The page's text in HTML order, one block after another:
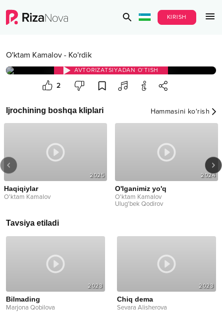
KIRISH
O'ktam Kamalov - Ko'rdik
AVTORIZATSIYADAN O‘TISH
2
Ijrochining boshqa kliplari Hammasini ko‘rish
2025
Haqiqiylar
O'ktam Kamalov
2024
O'lganimiz yo'q
O'ktam Kamalov
Ulug'bek Qodirov
Tavsiya etiladi
2023
Bilmading
Marjona Qobilova
2023
Chiq dema
Sevara Alisherova